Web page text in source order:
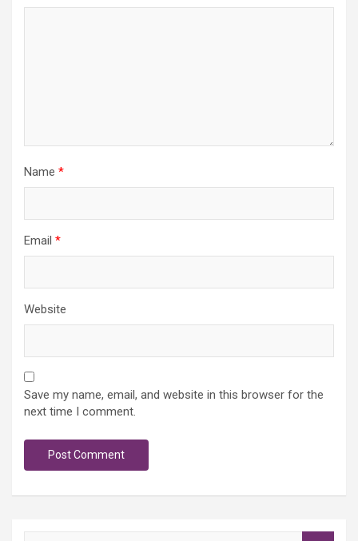
Name *
Email *
Website
Save my name, email, and website in this browser for the
next time I comment.